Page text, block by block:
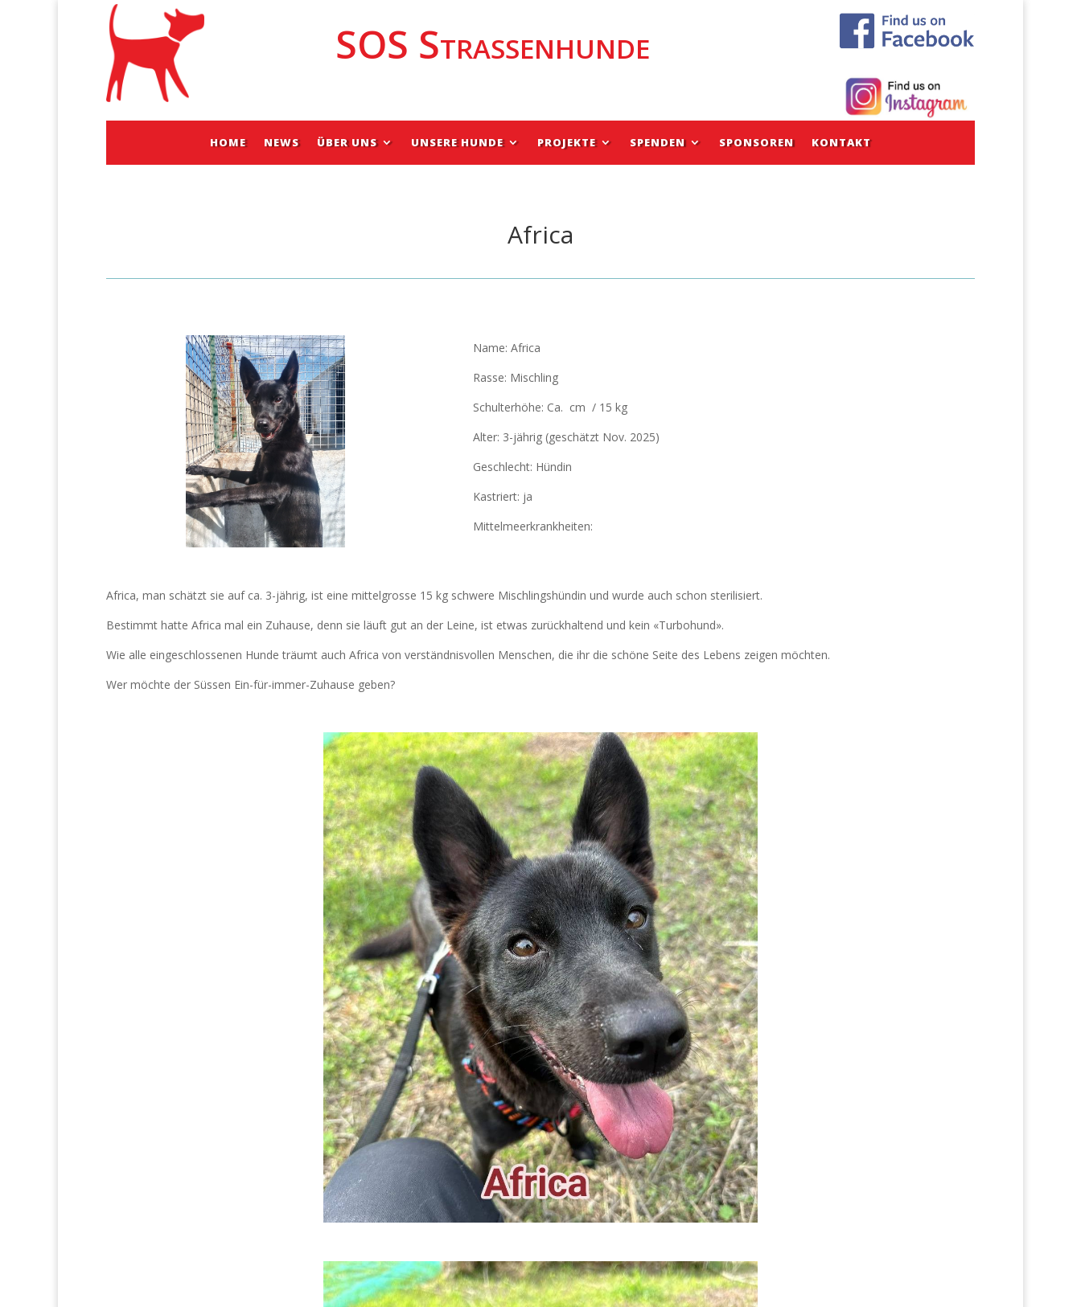
SOS Strassenhunde
HOME NEWS ÜBER UNS UNSERE HUNDE PROJEKTE SPENDEN SPONSOREN KONTAKT
Africa
Name: Africa
Rasse: Mischling
Schulterhöhe: Ca. cm / 15 kg
Alter: 3-jährig(geschätzt Nov. 2025)
Geschlecht: Hündin
Kastriert: ja
Mittelmeerkrankheiten:
Africa, man schätzt sie auf ca. 3-jährig, ist eine mittelgrosse 15 kg schwere Mischlingshündin und wurde auch schon sterilisiert.
Bestimmt hatte Africa mal ein Zuhause, denn sie läuft gut an der Leine, ist etwas zurückhaltend und kein «Turbohund».
Wie alle eingeschlossenen Hunde träumt auch Africa von verständnisvollen Menschen, die ihr die schöne Seite des Lebens zeigen möchten.
Wer möchte der Süssen Ein-für-immer-Zuhause geben?